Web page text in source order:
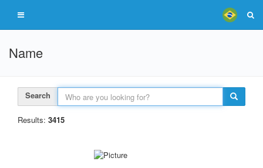
Name
Search
Results: 3415